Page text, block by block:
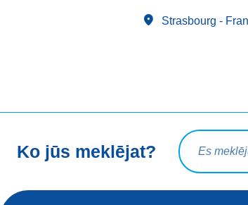
Strasbourg -
Ko jūs meklējat?
Meklēšanas